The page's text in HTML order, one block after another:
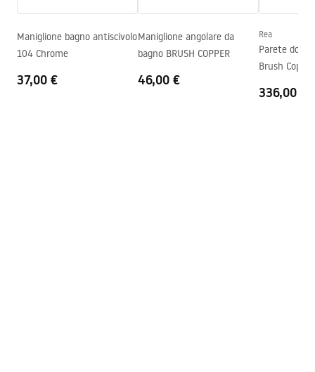
Regolazione della pressione
NO
Sistema Anti-Calc
SÌ
Tecnologia del rivestimento
PVD
Istruzioni di montaggio
shower_set.pdf
Maniglione bagno antiscivolo
104 Chrome
37,00 €
Maniglione angolare da
bagno BRUSH COPPER
46,00 €
Rea
Parete
Brush
336,00 €